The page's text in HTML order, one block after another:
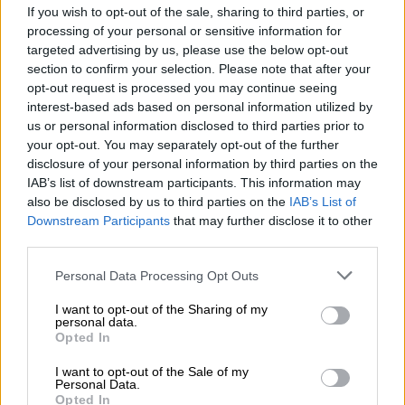
If you wish to opt-out of the sale, sharing to third parties, or
processing of your personal or sensitive information for
targeted advertising by us, please use the below opt-out
section to confirm your selection. Please note that after your
opt-out request is processed you may continue seeing
interest-based ads based on personal information utilized by
us or personal information disclosed to third parties prior to
your opt-out. You may separately opt-out of the further
disclosure of your personal information by third parties on the
IAB’s list of downstream participants. This information may
also be disclosed by us to third parties on the IAB’s List of
Downstream Participants that may further disclose it to other
Please note that this website/app uses one or more Google
not limited to your visit or usage behaviour. You may click to
grant or deny consent to Google and its third-party tags to
use your data for below specified purposes in below Google
consent section.
Personal Data Processing Opt Outs
I want to opt-out of the Sharing of my
personal data.
Opted In
I want to opt-out of the Sale of my
Personal Data.
Opted In
Συνέλευση, ενώ οι συρράξεις μαίνονται σε
όλον τον κόσμο, ιδίως στον Λίβανο και στη
Λωρίδα της Γάζας .
«Η Γάζα είναι ένας μόνιμος εφιάλτης που
απειλεί να παρασύρει όλη την περιοχή στο
χάος. Αρχίζοντας από τον Λίβανο, ο
λιβανέζικος λαός, ο ισραηλινός λαός και οι
λαοί όλοι του κόσμου δεν είναι δυνατόν να
επιτρέψουν να μετατραπεί ο Λίβανος σε νέα
Γάζα», είπε ο Αντόνιο Γκουτέρες. «Όλοι θα
κλιμάκωση. ΟΛίβανοςβρίσκεται στο χείλος
της αβύσσου», τόνισε.
Ο Γκουτέρες κατήγγειλε επίσης τον ολοένα
και μεγαλύτερο αριθμό κυβερνήσεων και
άλλων ομάδων που πιστεύουν ότι μπορούν